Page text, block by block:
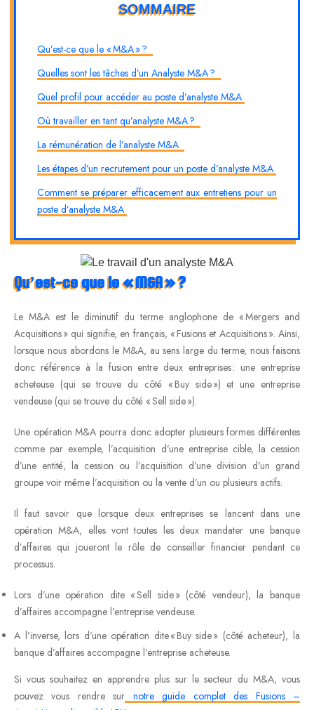
SOMMAIRE
Qu’est-ce que le « M&A » ?
Quelles sont les tâches d’un Analyste M&A ?
Quel profil pour accéder au poste d’analyste M&A
Où travailler en tant qu’analyste M&A ?
La rémunération de l’analyste M&A
Les étapes d’un recrutement pour un poste d’analyste M&A
Comment se préparer efficacement aux entretiens pour un
poste d’analyste M&A
Qu’est-ce que le « M&A » ?
Le M&A est le diminutif du terme anglophone de « Mergers and
Acquisitions » qui signifie, en français, « Fusions et Acquisitions ». Ainsi,
lorsque nous abordons le M&A, au sens large du terme, nous faisons
donc référence à la fusion entre deux entreprises : une entreprise
acheteuse (qui se trouve du côté « Buy side ») et une entreprise
vendeuse (qui se trouve du côté « Sell side »).
Une opération M&A pourra donc adopter plusieurs formes différentes
comme par exemple, l’acquisition d’une entreprise cible, la cession
d’une entité, la cession ou l’acquisition d’une division d’un grand
groupe voir même l’acquisition ou la vente d’un ou plusieurs actifs.
Il faut savoir que lorsque deux entreprises se lancent dans une
opération M&A, elles vont toutes les deux mandater une banque
d’affaires qui joueront le rôle de conseiller financier pendant ce
processus.
Lors d’une opération dite « Sell side » (côté vendeur), la banque
d’affaires accompagne l’entreprise vendeuse.
A l’inverse, lors d’une opération dite « Buy side » (côté acheteur), la
banque d’affaires accompagne l’entreprise acheteuse.
Si vous souhaitez en apprendre plus sur le secteur du M&A, vous
pouvez vous rendre sur notre guide complet des Fusions –